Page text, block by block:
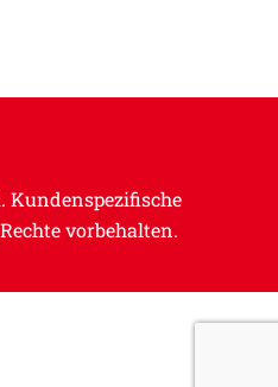
Kundenspezifische
vorbehalten.